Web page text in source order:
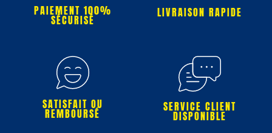
PAIEMENT 100%
SÉCURISÉ
LIVRAISON RAPIDE
SATISFAIT OU
REMBOURSÉ SERVICE CLIENT
DISPONIBLE